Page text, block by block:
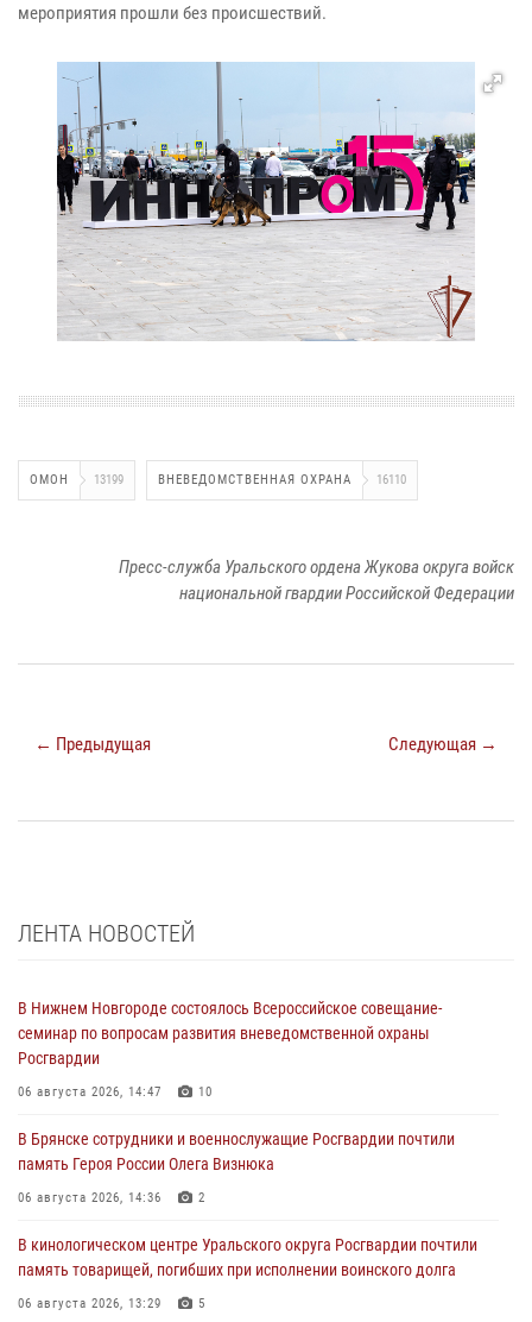
мероприятия прошли без происшествий.
ОМОН 13199 ВНЕВЕДОМСТВЕННАЯ ОХРАНА 16110
Пресс-служба Уральского ордена Жукова округа войск
национальной гвардии Российской Федерации
← Предыдущая Следующая →
ЛЕНТА НОВОСТЕЙ
В Нижнем Новгороде состоялось Всероссийское совещание-
семинар по вопросам развития вневедомственной охраны
Росгвардии
06 августа 2026, 14:47 10
В Брянске сотрудники и военнослужащие Росгвардии почтили
память Героя России Олега Визнюка
06 августа 2026, 14:36 2
В кинологическом центре Уральского округа Росгвардии почтили
память товарищей, погибших при исполнении воинского долга
06 августа 2026, 13:29 5